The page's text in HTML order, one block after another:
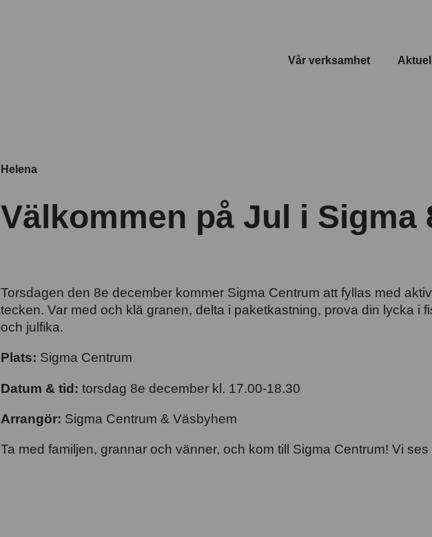
Vår verksamhet
Välkommen på Jul i Sigma
Helena
Ladda
ned
som
PDF
Torsdagen den 8e december kommer Sigma Centrum att fyllas med
tecken. Var med och klä granen, delta i paketkastning, prova din lycka i
och julfika.
Plats: Sigma Centrum
Datum & tid: torsdag 8e december kl. 17.00-18.30
Arrangör: Sigma Centrum & Väsbyhem
Ta med familjen, grannar och vänner, och kom till Sigma Centrum! Vi ses